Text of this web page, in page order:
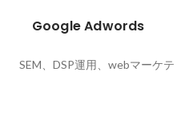
Google Adwords